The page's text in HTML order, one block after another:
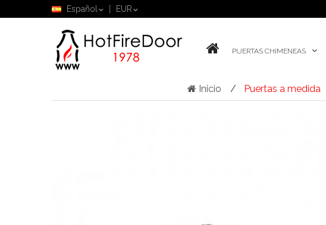
Español EUR
PUERTAS CHIMENEAS
Inicio Puertas a medida